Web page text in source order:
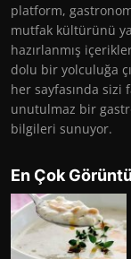
platform,
mutfak kültürünü
hazırlanmış
dolu bir yolculuğa
her sayfasında sizi
unutulmaz bir
bilgileri sunuyor.
En Çok